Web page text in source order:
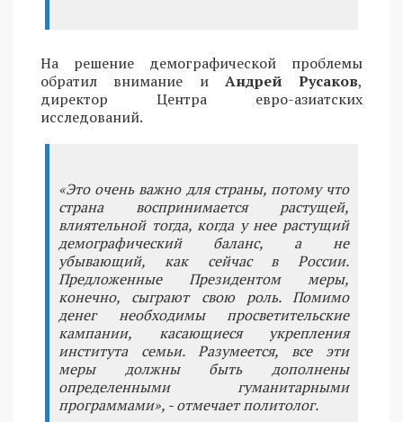
На решение демографической проблемы
обратил внимание и Андрей Русаков,
директор Центра евро-азиатских
исследований.
«Это очень важно для страны, потому что
страна воспринимается растущей,
влиятельной тогда, когда у нее растущий
демографический баланс, а не
убывающий, как сейчас в России.
Предложенные Президентом меры,
конечно, сыграют свою роль. Помимо
денег необходимы просветительские
кампании, касающиеся укрепления
института семьи. Разумеется, все эти
меры должны быть дополнены
определенными гуманитарными
программами», - отмечает политолог.